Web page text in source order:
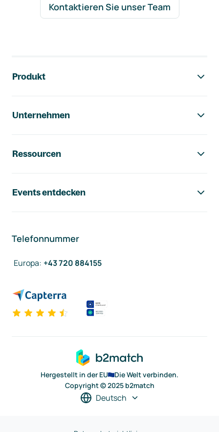
Kontaktieren Sie unser Team
Produkt
Unternehmen
Ressourcen
Events entdecken
Telefonnummer
Europa: +43 720 884155
Hergestellt in der EU
Die Welt verbinden.
Copyright © 2025 b2match
Deutsch